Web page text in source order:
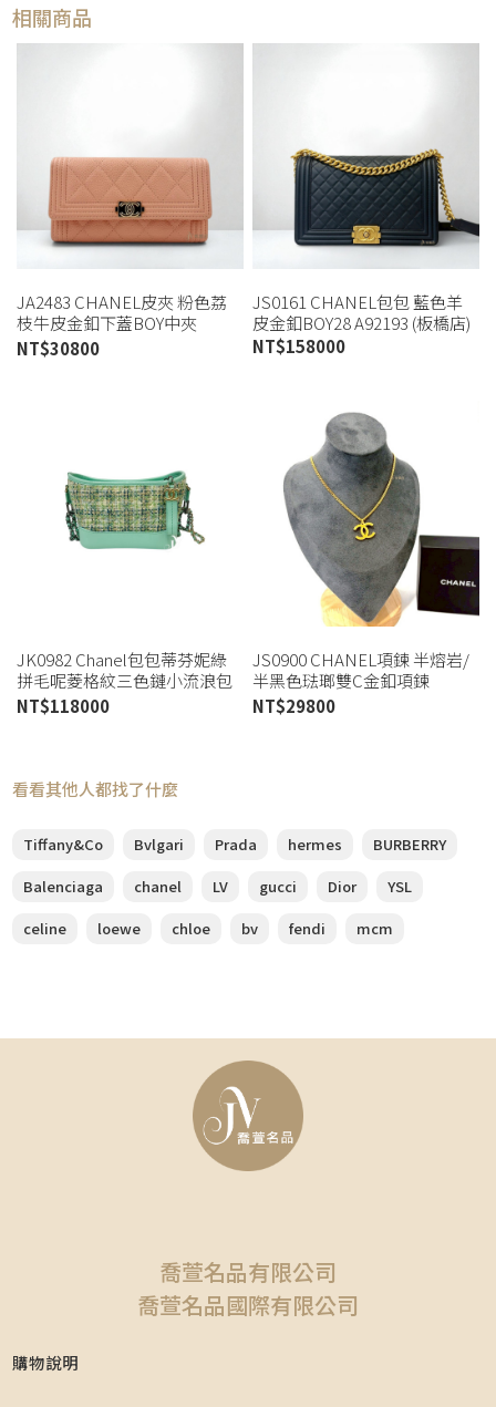
相關商品
JA2483 CHANEL皮夾 粉色荔
枝牛皮金釦下蓋BOY中夾
AP0813 (桃園店)
NT$30800
JS0161 CHANEL包包 藍色羊
皮金釦BOY28 A92193 (板橋店)
NT$158000
JK0982 Chanel包包蒂芬妮綠
拼毛呢菱格紋三色鏈小流浪包
A91810 (喬萱高雄店)
NT$118000
JS0900 CHANEL項鍊 半熔岩/
半黑色琺瑯雙C金釦項鍊
ABC480 (板橋店)
NT$29800
看看其他人都找了什麼
Tiffany&Co Bvlgari Prada hermes
BURBERRY
Balenciaga
chanel LV gucci Dior
YSL
celine
loewe chloe bv fendi mcm
喬萱名品有限公司
喬萱名品國際有限公司
購物說明